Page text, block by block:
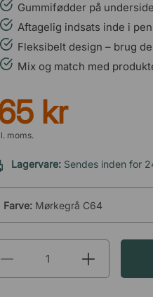
Gummifødder på
Aftagelig indsats inde i
Fleksibelt design – brug
Mix og match med
kr
moms.
Lagervare: Sendes inden for
Farve: Mørkegrå C64